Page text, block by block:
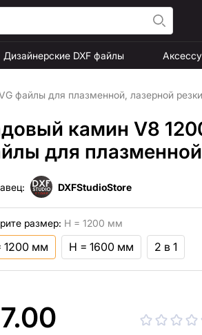
Дизайнерские DXF файлы
файлы для плазменной, лазерной резки
камин V8
для
DXFStudioStore
размер: H = 1200 мм
1200 мм H = 1600 мм 2 в 1